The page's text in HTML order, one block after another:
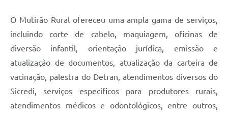
O Mutirão Rural ofereceu uma ampla gama de serviços,
incluindo corte de cabelo, maquiagem, oficinas de
diversão infantil, orientação jurídica, emissão e
atualização de documentos, atualização da carteira de
vacinação, palestra do Detran, atendimentos diversos do
Sicredi, serviços específicos para produtores rurais,
atendimentos médicos e odontológicos, entre outros,